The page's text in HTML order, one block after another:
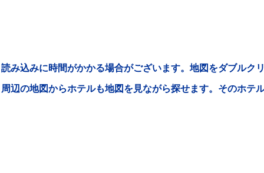
読み込みに時間がかかる場合がございます。地図をダブルク
周辺の地図からホテルも地図を見ながら探せます。そのホテ